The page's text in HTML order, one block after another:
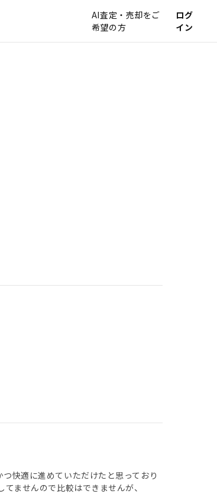
AI査定・売却をご
希望の方
ログ
イン
快適に進めていただけたと思っており
ませんので比較はできませんが、